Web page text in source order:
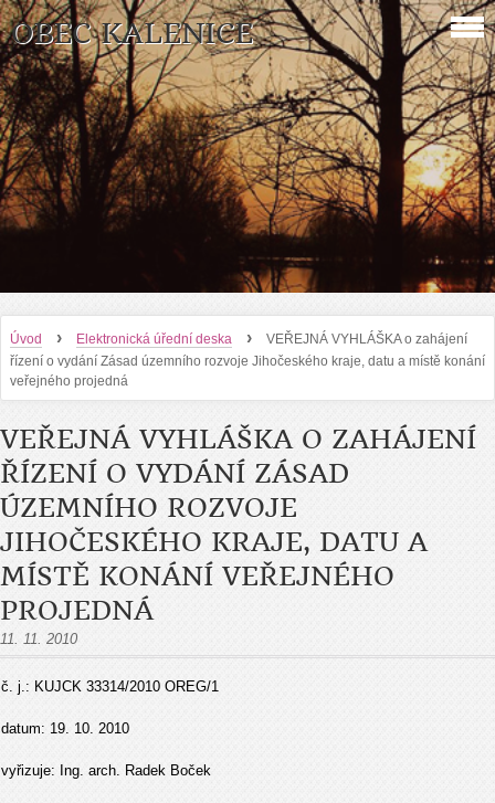
OBEC KALENICE
Úvod › Elektronická úřední deska ›
VEŘEJNÁ VYHLÁŠKA o zahájení
řízení o vydání Zásad územního rozvoje Jihočeského kraje, datu a místě konání
veřejného projedná
VEŘEJNÁ VYHLÁŠKA O ZAHÁJENÍ
ŘÍZENÍ O VYDÁNÍ ZÁSAD
ÚZEMNÍHO ROZVOJE
JIHOČESKÉHO KRAJE, DATU A
MÍSTĚ KONÁNÍ VEŘEJNÉHO
PROJEDNÁ
11. 11. 2010
č. j.: KUJCK 33314/2010 OREG/1
datum: 19. 10. 2010
vyřizuje: Ing. arch. Radek Boček